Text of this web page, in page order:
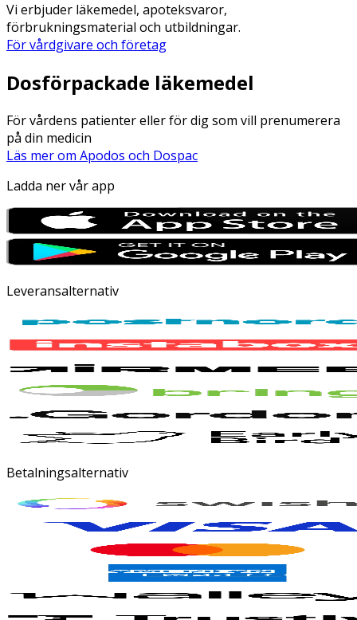
Vi erbjuder läkemedel, apoteksvaror,
förbrukningsmaterial och utbildningar.
För vårdgivare och företag
Dosförpackade läkemedel
För vårdens patienter eller för dig som vill prenumerera
på din medicin
Läs mer om Apodos och Dospac
Ladda ner vår app
Leveransalternativ
Betalningsalternativ